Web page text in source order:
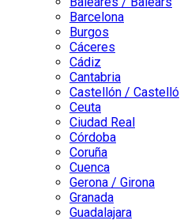
Barcelona
Burgos
Cáceres
Cádiz
Cantabria
Castellón / Castelló
Ceuta
Ciudad Real
Córdoba
Coruña
Cuenca
Gerona / Girona
Granada
Guadalajara